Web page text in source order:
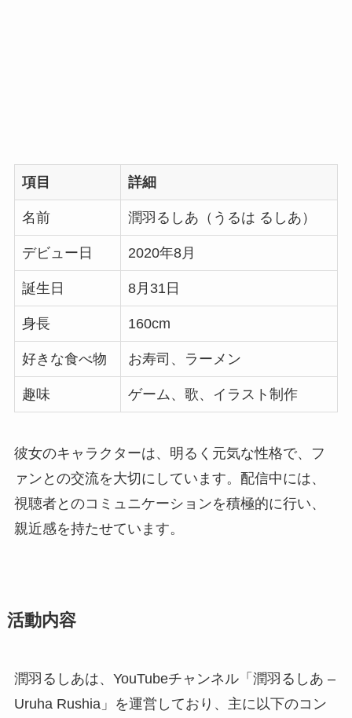
項目 詳細
名前 潤羽るしあ（うるは るしあ）
デビュー日 2020年8月
誕生日 8月31日
身長 160cm
好きな食べ物 お寿司、ラーメン
趣味 ゲーム、歌、イラスト制作
彼女のキャラクターは、明るく元気な性格で、フ
ァンとの交流を大切にしています。配信中には、
視聴者とのコミュニケーションを積極的に行い、
親近感を持たせています。
活動内容
潤羽るしあは、YouTubeチャンネル「潤羽るしあ –
Uruha Rushia」を運営しており、主に以下のコン